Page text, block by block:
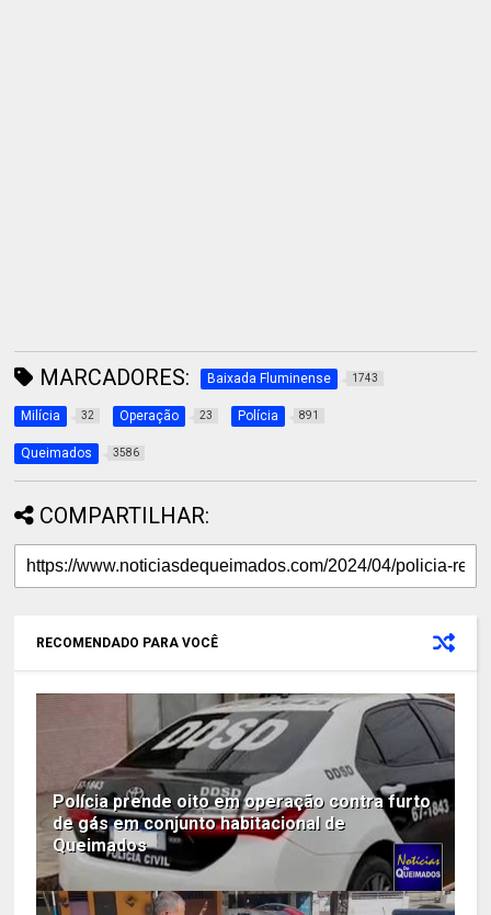
MARCADORES: Baixada Fluminense 1743
Milícia 32 Operação 23 Polícia 891
Queimados 3586
COMPARTILHAR:
RECOMENDADO PARA VOCÊ
Polícia prende oito em operação contra furto
de gás em conjunto habitacional de
Queimados